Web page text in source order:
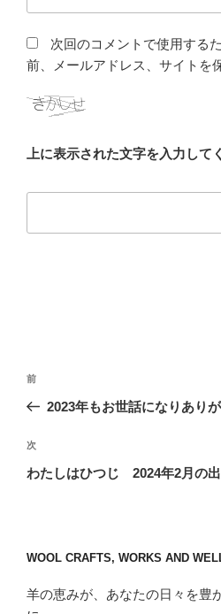
次回のコメントで使用する
前、メールアドレス、サイトを
上に表示された文字を入力して
投
ビ
ゲ
ン
前
の
稿
前
2023年もお世話になりあり
次
の
次
わたしはひつじ 2024年2月の出
WOOL CRAFTS, WORKS AND
羊の恵みが、あなたの日々を豊